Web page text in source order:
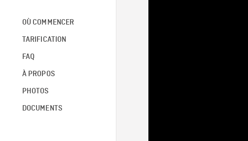
OÙ COMMENCER
TARIFICATION
FAQ
À PROPOS
PHOTOS
DOCUMENTS